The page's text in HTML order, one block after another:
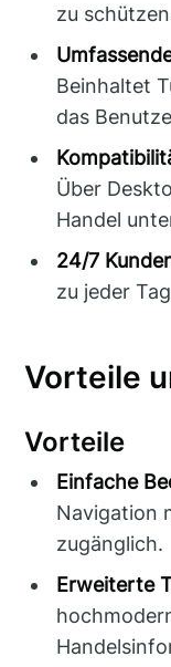
zu
Beinhaltet
das
Über
Handel
24/7
zu jeder
Vorteile
Vorteile
Einfache
Navigation
zugänglich.
Erweiterte